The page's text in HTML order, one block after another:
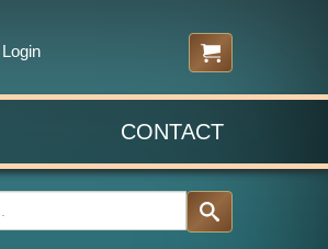
Login
CONTACT